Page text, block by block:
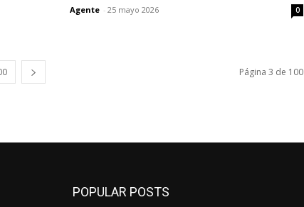
Agente - 25 mayo 2026 0
Página 3 de 100
POPULAR POSTS